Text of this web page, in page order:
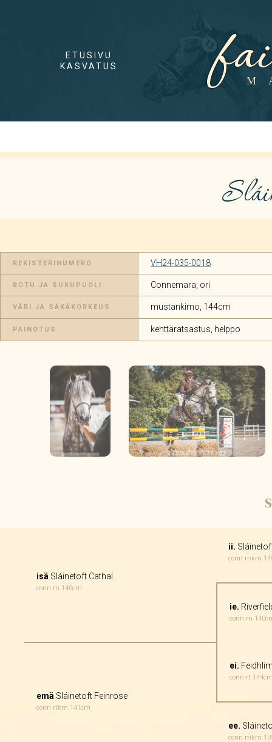
ETUSIVU
KASVATUS
REKISTERINUMERO VH24-035-0018
ROTU JA SUKUPUOLI Connemara, ori
VÄRI JA SÄKÄKORKEUS mustankimo, 144cm
PAINOTUS kenttäratsastus, helppo
isä Sláinetoft Cathal
conn m 146cm
ii.
conn mkm
ie.
conn rn
emä Sláinetoft Feinrose
conn rtkm 141cm
ei.
conn rt
ee.
conn mkm